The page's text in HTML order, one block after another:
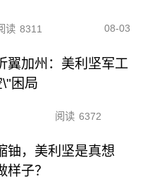
读 8311 08-03
翼加州：美利坚军工
困局
阅读 6372
铀，美利坚是真想
样子？